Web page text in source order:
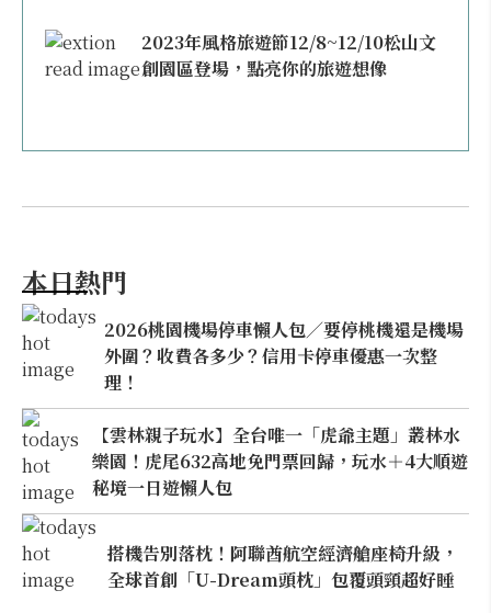
2023年風格旅遊節12/8~12/10松山文
創園區登場，點亮你的旅遊想像
本日熱門
2026桃園機場停車懶人包／要停桃機還是機場
外圍？收費各多少？信用卡停車優惠一次整
理！
【雲林親子玩水】全台唯一「虎爺主題」叢林水
樂園！虎尾632高地免門票回歸，玩水＋4大順遊
秘境一日遊懶人包
搭機告別落枕！阿聯酋航空經濟艙座椅升級，
全球首創「U-Dream頭枕」包覆頭頸超好睡